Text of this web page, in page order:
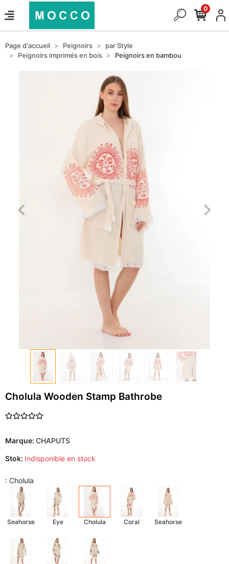
0
Page d'accueil Peignoirs
par Style
Peignoirs imprimés en bois
Peignoirs en bambou
Cholula Wooden Stamp Bathrobe
Marque: CHAPUTS
Stok: Indisponible en stock
: Cholula
Seahorse Eye Cholula Coral Seahorse